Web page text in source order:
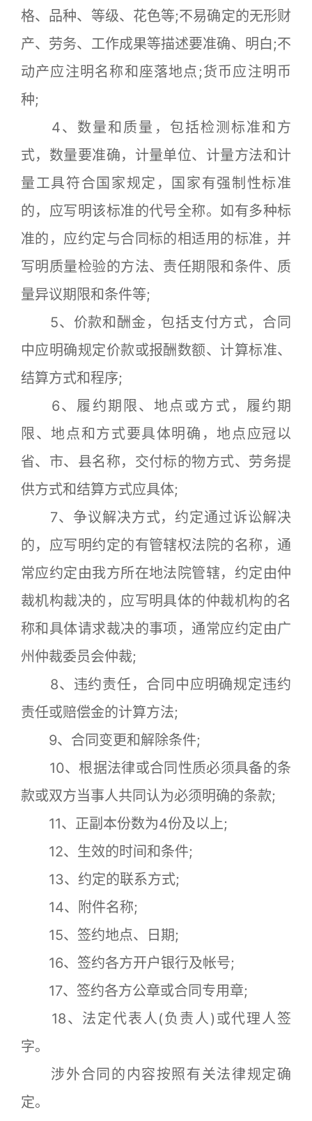
格、品种、等级、花色等;不易确定的无形财
产、劳务、工作成果等描述要准确、明白;不
动产应注明名称和座落地点;货币应注明币
种;
4、数量和质量，包括检测标准和方
式，数量要准确，计量单位、计量方法和计
量工具符合国家规定，国家有强制性标准
的，应写明该标准的代号全称。如有多种标
准的，应约定与合同标的相适用的标准，并
写明质量检验的方法、责任期限和条件、质
量异议期限和条件等;
5、价款和酬金，包括支付方式，合同
中应明确规定价款或报酬数额、计算标准、
结算方式和程序;
6、履约期限、地点或方式，履约期
限、地点和方式要具体明确，地点应冠以
省、市、县名称，交付标的物方式、劳务提
供方式和结算方式应具体;
7、争议解决方式，约定通过诉讼解决
的，应写明约定的有管辖权法院的名称，通
常应约定由我方所在地法院管辖，约定由仲
裁机构裁决的，应写明具体的仲裁机构的名
称和具体请求裁决的事项，通常应约定由广
州仲裁委员会仲裁;
8、违约责任，合同中应明确规定违约
责任或赔偿金的计算方法;
9、合同变更和解除条件;
10、根据法律或合同性质必须具备的条
款或双方当事人共同认为必须明确的条款;
11、正副本份数为4份及以上;
12、生效的时间和条件;
13、约定的联系方式;
14、附件名称;
15、签约地点、日期;
16、签约各方开户银行及帐号;
17、签约各方公章或合同专用章;
18、法定代表人(负责人)或代理人签
字。
涉外合同的内容按照有关法律规定确
定。